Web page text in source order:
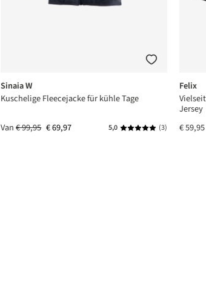
Sinaia W
Kuschelige Fleecejacke für kühle Tage
Van€ 99,95 € 69,97 5,0 Gemiddelde
(3)
Felix
Jersey
€ 59,95